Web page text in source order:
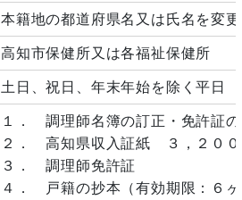
本籍地の都道府県名又は氏名を変
高知市保健所又は各福祉保健所
土日、祝日、年末年始を除く平日
１． 調理師名簿の訂正・免許証
２． 高知県収入証紙 ３，２０
３． 調理師免許証
４． 戸籍の抄本（有効期限：６